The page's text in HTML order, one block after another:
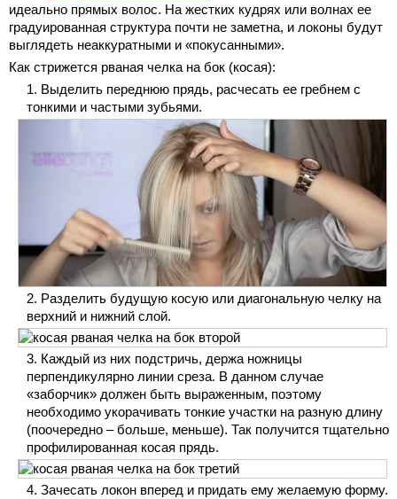
идеально прямых волос. На жестких кудрях или волнах ее
градуированная структура почти не заметна, и локоны будут
выглядеть неаккуратными и «покусанными».
Как стрижется рваная челка на бок (косая):
Выделить переднюю прядь, расчесать ее гребнем с
тонкими и частыми зубьями.
Разделить будущую косую или диагональную челку на
верхний и нижний слой.
Каждый из них подстричь, держа ножницы
перпендикулярно линии среза. В данном случае
«заборчик» должен быть выраженным, поэтому
необходимо укорачивать тонкие участки на разную длину
(поочередно – больше, меньше). Так получится тщательно
профилированная косая прядь.
Зачесать локон вперед и придать ему желаемую форму.